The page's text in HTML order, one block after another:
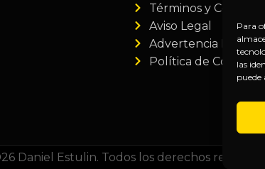
Para
las
puede
Términos y
Aviso Legal
Advertencia
Política de Cookies
Daniel Estulin. Todos los derechos